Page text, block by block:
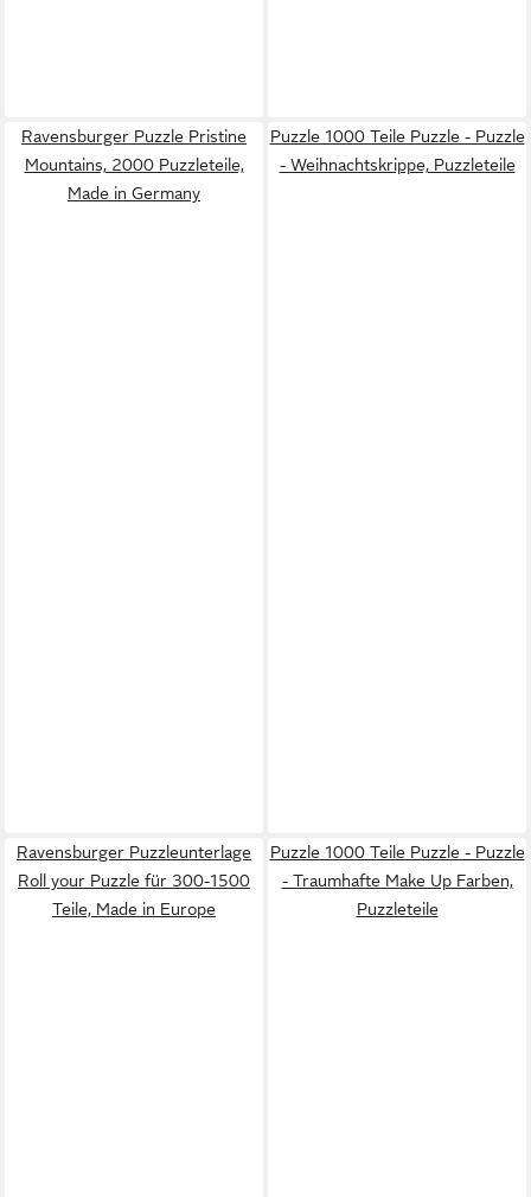
Ravensburger Puzzle Pristine
Mountains, 2000 Puzzleteile,
Made in Germany
Puzzle 1000 Teile Puzzle - Puzzle
- Weihnachtskrippe, Puzzleteile
Ravensburger Puzzleunterlage
Roll your Puzzle für 300-1500
Teile, Made in Europe
Puzzle 1000 Teile Puzzle - Puzzle
- Traumhafte Make Up Farben,
Puzzleteile